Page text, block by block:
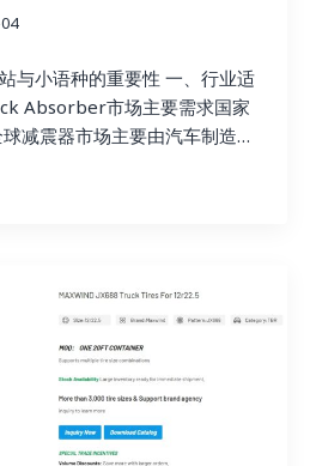
与小语种的重要性 一、行业适
Absorber市场主要需求国家
减震器市场主要由汽车制造、
主要市场 主要语言 需求特点
乘用车和商用车市场稳定，
需求强劲 俄罗斯 俄语 受冷天
减震器需求高 日本 日语 本土
场活跃 2. 3个Google搜索核心
阶段，Shock Absorber行业的
下类型： 采购阶段 关键词类